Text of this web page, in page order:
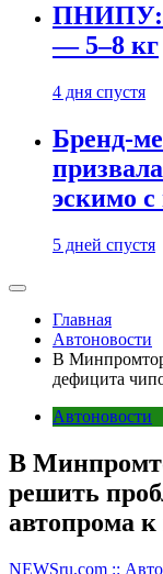
ПНИПУ:
— 5–8 кг
4 дня спустя
Бренд-
эскимо
5 дней спустя
Главная
Автоновости
В
дефицита
Автоновости
В
решить
автопрома к
NEWSru.com ::